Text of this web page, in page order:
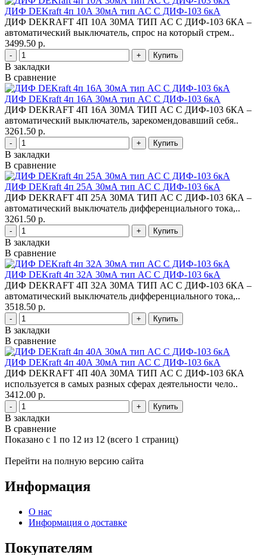
ДИФ DEKraft 4п 10А 30мА тип AC С ДИФ-103 6кА
ДИФ DEKRAFT 4П 10А 30МА ТИП AC С ДИФ-103 6КА –
автоматический выключатель, спрос на который стрем..
3499.50 р.
- +
В закладки
В сравнение
ДИФ DEKraft 4п 16А 30мА тип AC С ДИФ-103 6кА
ДИФ DEKRAFT 4П 16А 30МА ТИП AC С ДИФ-103 6КА –
автоматический выключатель, зарекомендовавший себя..
3261.50 р.
- +
В закладки
В сравнение
ДИФ DEKraft 4п 25А 30мА тип AC С ДИФ-103 6кА
ДИФ DEKRAFT 4П 25А 30МА ТИП AC С ДИФ-103 6КА –
автоматический выключатель дифференциального тока,..
3261.50 р.
- +
В закладки
В сравнение
ДИФ DEKraft 4п 32А 30мА тип AC С ДИФ-103 6кА
ДИФ DEKRAFT 4П 32А 30МА ТИП AC С ДИФ-103 6КА –
автоматический выключатель дифференциального тока,..
3518.50 р.
- +
В закладки
В сравнение
ДИФ DEKraft 4п 40А 30мА тип AC С ДИФ-103 6кА
ДИФ DEKRAFT 4П 40А 30МА ТИП AC С ДИФ-103 6КА
используется в самых разных сферах деятельности чело..
3412.00 р.
- +
В закладки
В сравнение
Показано с 1 по 12 из 12 (всего 1 страниц)
Перейти на полную версию сайта
Информация
О нас
Информация о доставке
Покупателям